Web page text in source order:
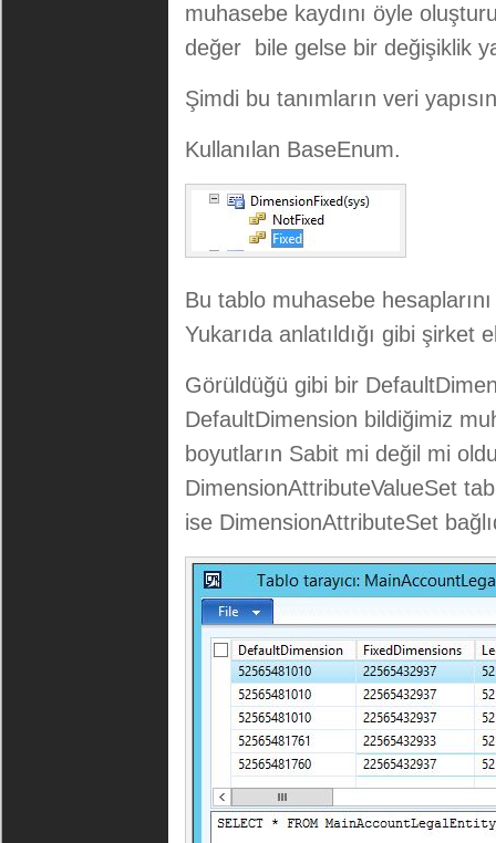
muhasebe kaydını öyle
değer bile gelse bir değişiklik
Şimdi bu tanımların veri
Kullanılan BaseEnum.
Bu tablo muhasebe
Yukarıda anlatıldığı gibi şirket
Görüldüğü gibi bir
DefaultDimension bildiğimiz
boyutların Sabit mi değil mi
DimensionAttributeValueSet
ise DimensionAttributeSet